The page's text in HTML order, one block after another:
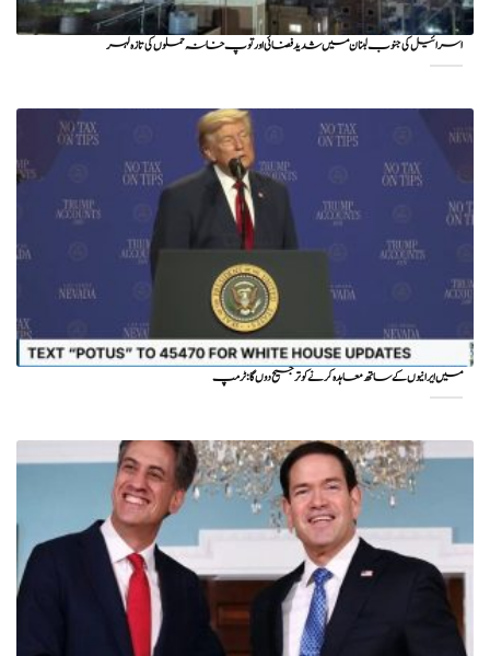
اسرائیل کی جنوب لبنان میں شدید فضائی اور توپ خانہ حملوں کی تازہ لہر
میں ایرانیوں کے ساتھ معاہدہ کرنے کو ترجیح دوں گا : ٹرمپ